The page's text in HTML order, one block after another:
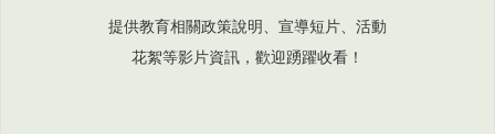
提供教育相關政策說明、宣導短片、活動
花絮等影片資訊，歡迎踴躍收看！